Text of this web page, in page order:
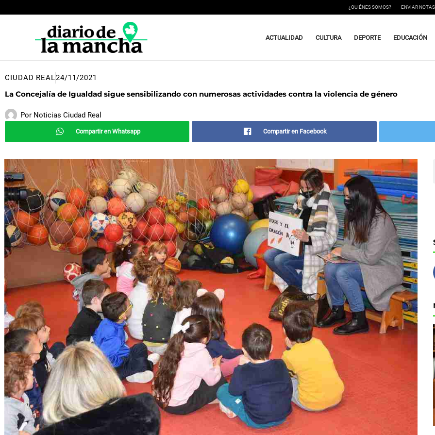
al
¿QUIÉNES SOMOS? ENVIAR
ACTUALIDAD CULTURA DEPORTE EDUCACIÓN
CIUDAD REAL24/11/2021
La Concejalía de Igualdad sigue sensibilizando con numerosas actividades contra la violencia de género
Por Noticias Ciudad Real
Compartir en Whatsapp Compartir en Facebook